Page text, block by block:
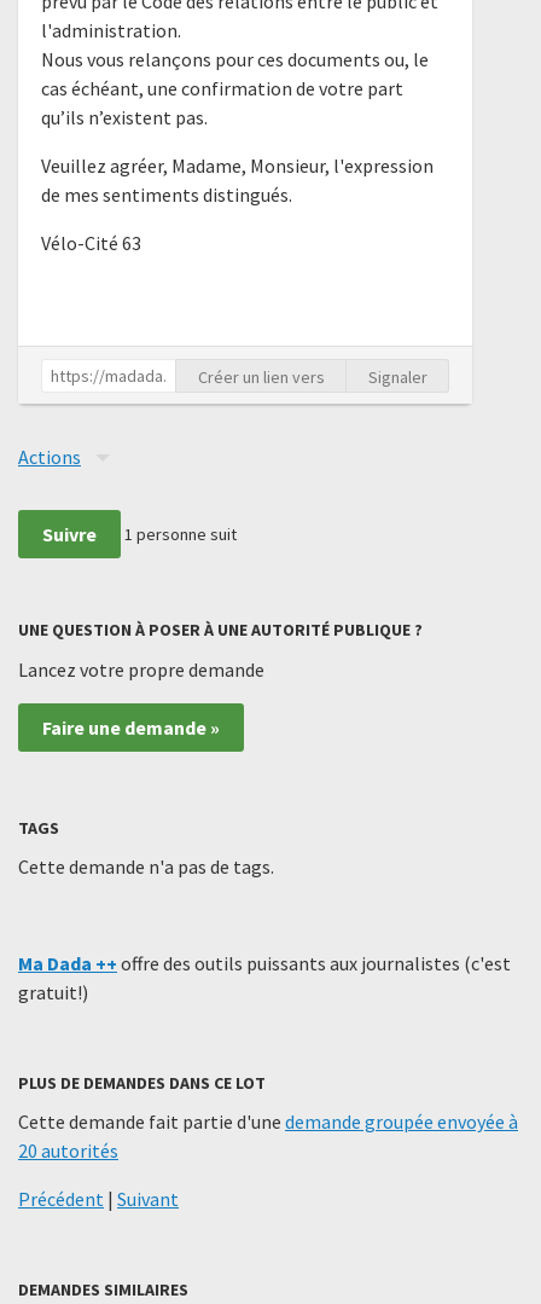
l'administration.
Nous vous relançons pour ces documents ou, le
cas échéant, une confirmation de votre part
qu’ils n’existent pas.
Veuillez agréer, Madame, Monsieur, l'expression
de mes sentiments distingués.
Vélo-Cité 63
Créer un lien vers Signaler
Actions
Suivre 1 personne suit
UNE QUESTION À POSER À UNE AUTORITÉ PUBLIQUE ?
Lancez votre propre demande
Faire une demande »
TAGS
Cette demande n'a pas de tags.
Ma Dada ++ offre des outils puissants aux journalistes (c'est
gratuit!)
PLUS DE DEMANDES DANS CE LOT
Cette demande fait partie d'une demande groupée envoyée à
20 autorités
Précédent | Suivant
DEMANDES SIMILAIRES